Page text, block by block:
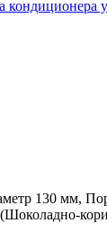
кондиционера
130 мм,